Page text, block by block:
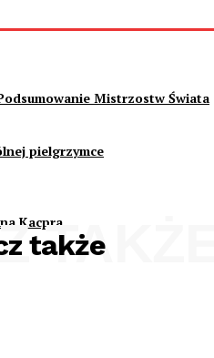
Mistrzostw Świata
pielgrzymce
Kacpra
także